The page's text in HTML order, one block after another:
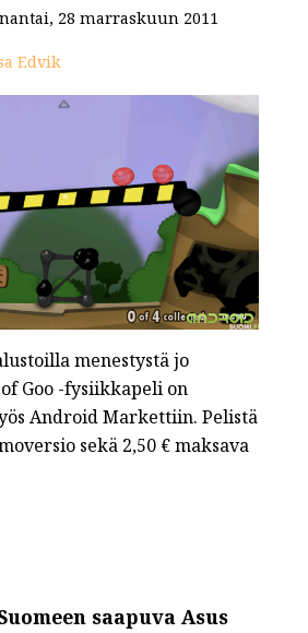
28 marraskuun 2011
Edvik
menestystä jo
Goo -fysiikkapeli on
Android Markettiin. Pelistä
sekä 2,50 € maksava
saapuva Asus